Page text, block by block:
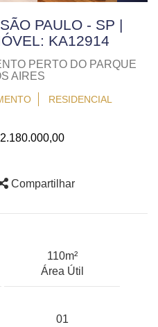
PAULO - SP |
KA12914
PERTO DO PARQUE
AIRES
RESIDENCIAL
Compartilhar
110m²
Área Útil
01